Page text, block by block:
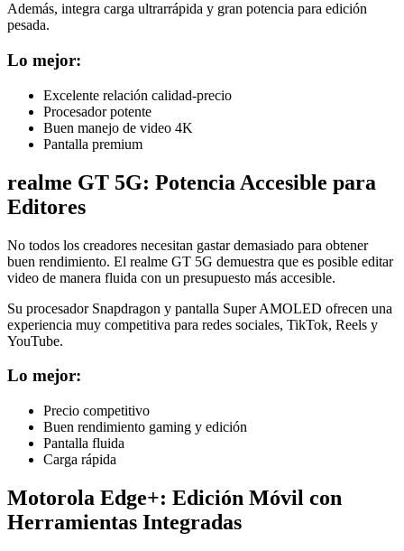
Además, integra carga ultrarrápida y gran potencia para edición
pesada.
Lo mejor:
Excelente relación calidad-precio
Procesador potente
Buen manejo de video 4K
Pantalla premium
realme GT 5G: Potencia Accesible para
Editores
No todos los creadores necesitan gastar demasiado para obtener
buen rendimiento. El realme GT 5G demuestra que es posible editar
video de manera fluida con un presupuesto más accesible.
Su procesador Snapdragon y pantalla Super AMOLED ofrecen una
experiencia muy competitiva para redes sociales, TikTok, Reels y
YouTube.
Lo mejor:
Precio competitivo
Buen rendimiento gaming y edición
Pantalla fluida
Carga rápida
Motorola Edge+: Edición Móvil con
Herramientas Integradas